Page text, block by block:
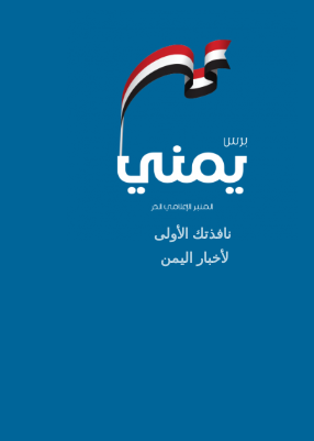
نافذتك الأولى
لأخبار اليمن